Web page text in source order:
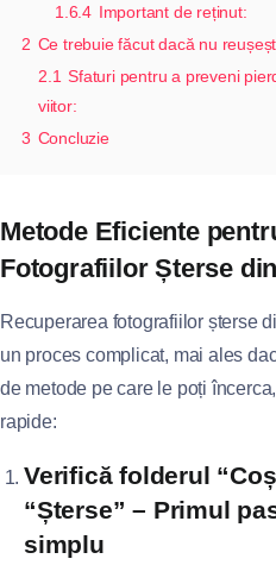
1.6.4 Important de reținut:
2 Ce trebuie făcut dacă nu
2.1 Sfaturi pentru a preveni
viitor:
3 Concluzie
Metode Eficiente
Fotografiilor Șterse
Recuperarea fotografiilor șterse
un proces complicat, mai ales
de metode pe care le poți
rapide:
Verifică folderul
“Șterse” – Primul
simplu